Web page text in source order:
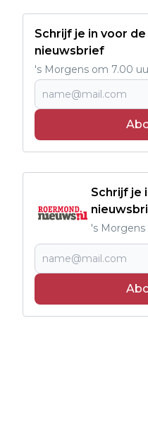
Schrijf je in voor
nieuwsbrief
's Morgens om 7.00
Schrijf je
's